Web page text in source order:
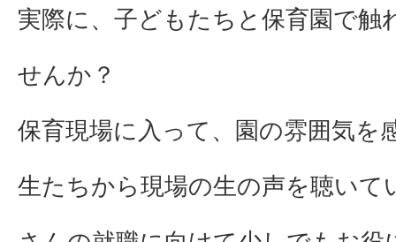
実際に、子どもたちと保育園で触
せんか？
保育現場に入って、園の雰囲気を
生たちから現場の生の声を聴いて